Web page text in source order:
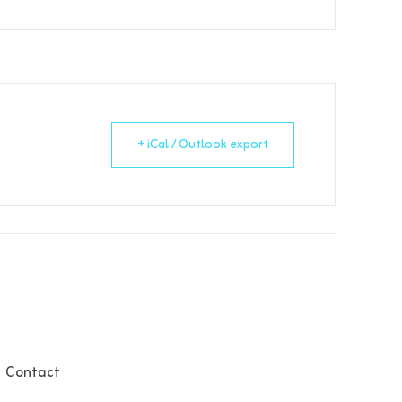
+ iCal / Outlook export
Contact